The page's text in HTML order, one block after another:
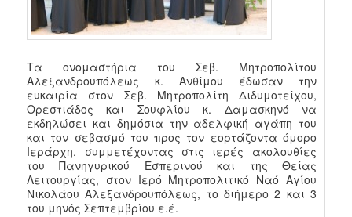
Τα ονομαστήρια του Σεβ. Μητροπολίτου
Αλεξανδρουπόλεως κ. Ανθίμου έδωσαν την
ευκαιρία στον Σεβ. Μητροπολίτη Διδυμοτείχου,
Ορεστιάδος και Σουφλίου κ. Δαμασκηνό να
εκδηλώσει και δημόσια την αδελφική αγάπη του
και τον σεβασμό του προς τον εορτάζοντα όμορο
Ιεράρχη, συμμετέχοντας στις ιερές ακολουθίες
του Πανηγυρικού Εσπερινού και της Θείας
Λειτουργίας, στον Ιερό Μητροπολιτικό Ναό Αγίου
Νικολάου Αλεξανδρουπόλεως, το διήμερο 2 και 3
του μηνός Σεπτεμβρίου ε.έ.